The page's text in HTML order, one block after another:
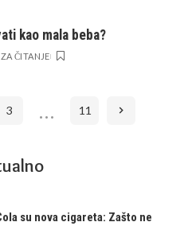
kao mala beba?
ČITANJE
3 … 11
su nova cigareta: Zašto ne